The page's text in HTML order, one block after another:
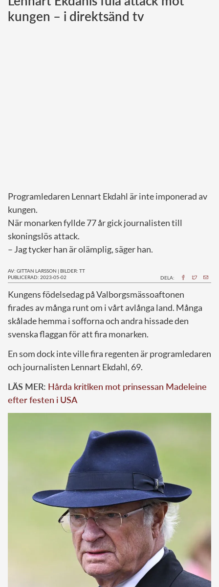
Norska kungahuset
kungen – i direktsänd tv
Programledaren Lennart Ekdahl är inte imponerad av
kungen.
När monarken fyllde 77 år gick journalisten till
skoningslös attack.
– Jag tycker han är olämplig, säger han.
AV: GITTAN LARSSON | BILDER: TT
PUBLICERAD: 2023-05-02
DELA:
Kungens födelsedag på Valborgsmässoaftonen
firades av många runt om i vårt avlånga land. Många
skålade hemma i sofforna och andra hissade den
svenska flaggan för att fira monarken.
En som dock inte ville fira regenten är programledaren
och journalisten Lennart Ekdahl, 69.
LÄS MER: Hårda kritiken mot prinsessan Madeleine
efter festen i USA